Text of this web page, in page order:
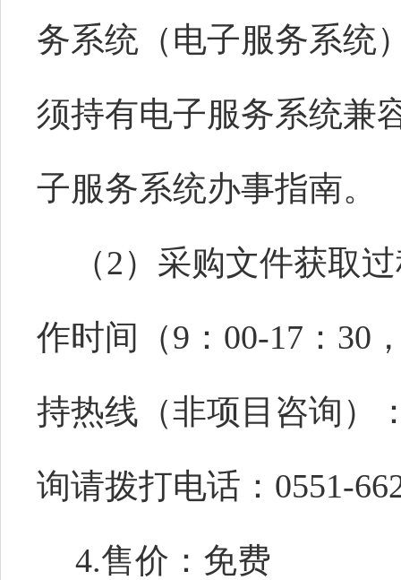
务系统（电子服务系统
须持有电子服务系统兼
子服务系统办事指南。
（2）采购文件获取
作时间（9：00-17：30
持热线（非项目咨询）
询请拨打电话：0551-
4.售价：免费